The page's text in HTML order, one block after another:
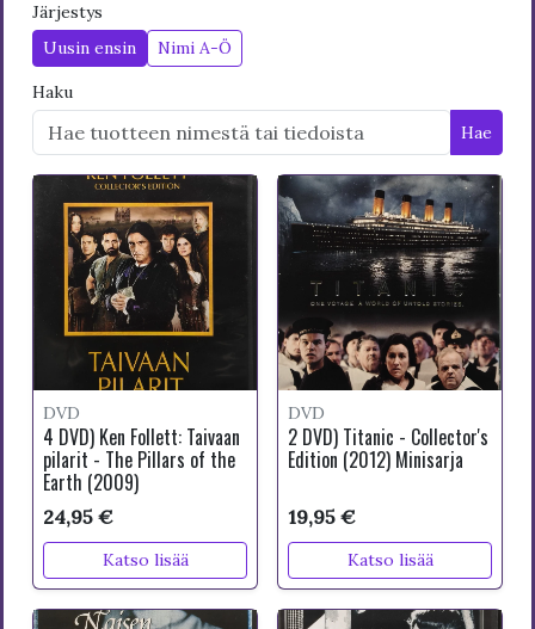
Järjestys
Uusin ensin
Nimi A-Ö
Haku
Hae
DVD
4 DVD) Ken Follett: Taivaan
pilarit - The Pillars of the
Earth (2009)
24,95 €
Katso lisää
DVD
2 DVD) Titanic - Collector's
Edition (2012) Minisarja
19,95 €
Katso lisää